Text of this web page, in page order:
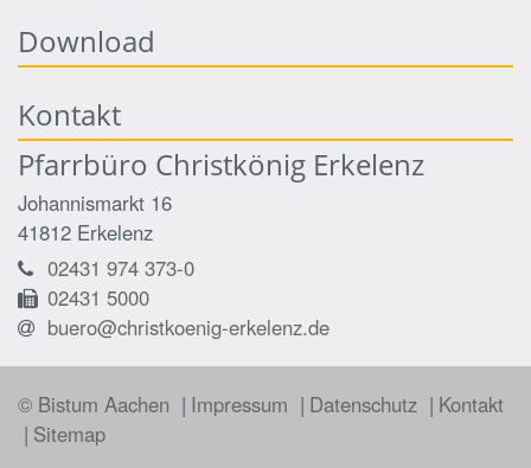
Download
Kontakt
Pfarrbüro Christkönig Erkelenz
Johannismarkt 16
41812 Erkelenz
02431 974 373-0
02431 5000
buero@christkoenig-erkelenz.de
© Bistum Aachen Impressum Datenschutz
Kontakt
Sitemap